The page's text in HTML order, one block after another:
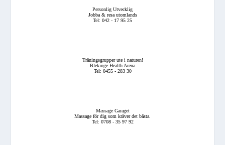
Personlig Utvecklig
Jobba & resa utomlands
Tel: 042 - 17 95 25
Träningsgrupper ute i naturen!
Blekinge Health Arena
Tel: 0455 - 283 30
Massage Garaget
Massage för dig som kräver det bästa.
Tel: 0708 - 35 97 92